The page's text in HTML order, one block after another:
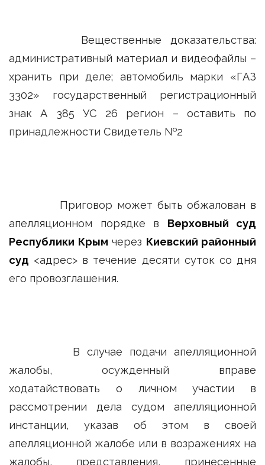
Вещественные доказательства:
административный материал и видеофайлы –
хранить при деле; автомобиль марки «ГАЗ
3302» государственный регистрационный
знак А 385 УС 26 регион – оставить по
принадлежности Свидетель №2
Приговор может быть обжалован в
апелляционном порядке в Верховный суд
Республики Крым через Киевский районный
суд <адрес> в течение десяти суток со дня
его провозглашения.
В случае подачи апелляционной
жалобы, осужденный вправе
ходатайствовать о личном участии в
рассмотрении дела судом апелляционной
инстанции, указав об этом в своей
апелляционной жалобе или в возражениях на
жалобы, представления, принесенные